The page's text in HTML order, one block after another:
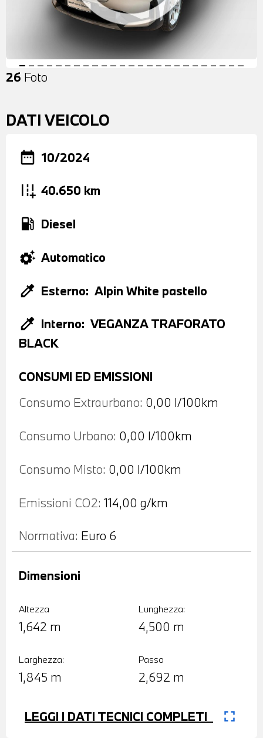
26 Foto
DATI VEICOLO
date_range 10/2024
add_road 40.650 km
local_gas_station Diesel
settings_suggest Automatico
colorize Esterno: Alpin White pastello
colorize Interno: VEGANZA TRAFORATO
BLACK
CONSUMI ED EMISSIONI
Consumo Extraurbano: 0,00 l/100km
Consumo Urbano: 0,00 l/100km
Consumo Misto: 0,00 l/100km
Emissioni CO2: 114,00 g/km
Normativa: Euro 6
Altezza
1,642 m
Lunghezza:
4,500 m
Dimensioni
Larghezza:
1,845 m
Passo
2,692 m
LEGGI I DATI TECNICI COMPLETI fullscreen